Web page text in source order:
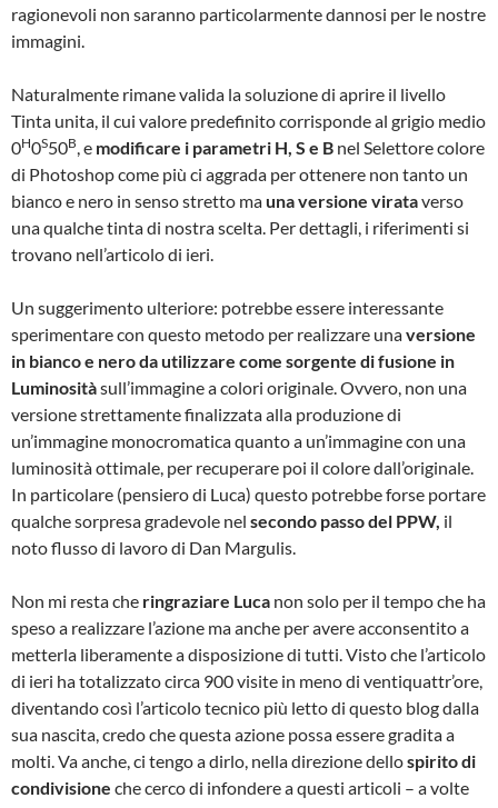
ragionevoli non saranno particolarmente dannosi per le nostre
immagini.
Naturalmente rimane valida la soluzione di aprire il livello
Tinta unita, il cui valore predefinito corrisponde al grigio medio
0H0S50B, e modificare i parametri H, S e B nel Selettore colore
di Photoshop come più ci aggrada per ottenere non tanto un
bianco e nero in senso stretto mauna versione virataverso
una qualche tinta di nostra scelta. Per dettagli, i riferimenti si
trovano nell’articolo di ieri.
Un suggerimento ulteriore: potrebbe essere interessante
sperimentare con questo metodo per realizzare unaversione
in bianco e nero da utilizzare come sorgente di fusione in
Luminositàsull’immagine a colori originale. Ovvero, non una
versione strettamente finalizzata alla produzione di
un’immagine monocromatica quanto a un’immagine con una
luminosità ottimale, per recuperare poi il colore dall’originale.
In particolare (pensiero di Luca) questo potrebbe forse portare
qualche sorpresa gradevole nel secondo passo del PPW, il
noto flusso di lavoro di Dan Margulis.
Non mi resta che ringraziare Luca non solo per il tempo che ha
speso a realizzare l’azione ma anche per avere acconsentito a
metterla liberamente a disposizione di tutti. Visto che l’articolo
di ieri ha totalizzato circa 900 visite in meno di ventiquattr’ore,
diventando così l’articolo tecnico più letto di questo blog dalla
sua nascita, credo che questa azione possa essere gradita a
molti. Va anche, ci tengo a dirlo, nella direzione dellospirito di
condivisione che cerco di infondere a questi articoli – a volte